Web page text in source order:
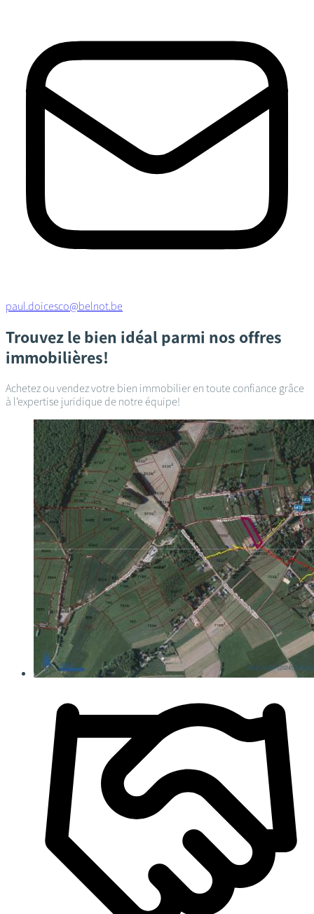
paul.doicesco@belnot.be
Trouvez le bien idéal parmi nos offres
immobilières!
Achetez ou vendez votre bien immobilier en toute confiance grâce
à l’expertise juridique de notre équipe!